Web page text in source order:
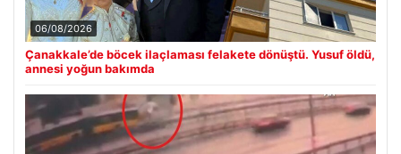
06/08/2026
Çanakkale’de böcek ilaçlaması felakete dönüştü. Yusuf öldü,
annesi yoğun bakımda